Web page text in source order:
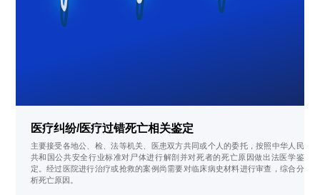
医疗纠纷/医疗过错死亡相关鉴定
主要接受各地公、检、法等机关、医患双方共同或个人的委托，按照中华人民
共和国公共安全行业标准对尸体进行解剖并对死者的死亡原因做出法医学鉴
定。经过医院进行治疗或抢救的案例尚需要对临床病史材料进行审查，综合分
析死亡原因。